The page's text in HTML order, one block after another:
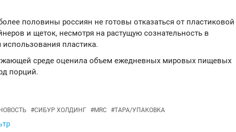
половины россиян не готовы отказаться от пластиковой
и щеток, несмотря на растущую сознательность в
пластика.
среде оценила объем ежедневных мировых пищевых
порций.
#СИБУР ХОЛДИНГ #MRC #ТАРА/УПАКОВКА